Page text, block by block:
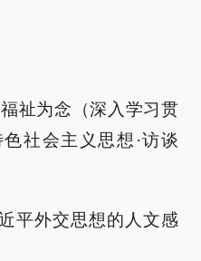
祉为念（深入学习贯
社会主义思想·访谈
平外交思想的人文感